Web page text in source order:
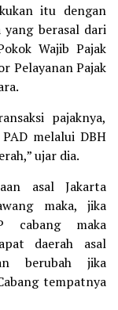
itu dengan
yang berasal dari
Wajib Pajak
Pelayanan Pajak
pajaknya,
melalui DBH
ujar dia.
asal Jakarta
maka, jika
cabang maka
daerah asal
berubah jika
tempatnya